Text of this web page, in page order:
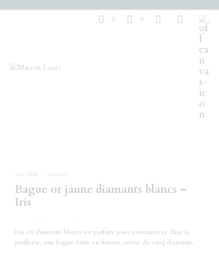
0 0
ACCUEIL / BAGUES
Bague or jaune diamants blancs –
Iris
Iris en diamants blancs est parfaite pour commencer dans la
joaillerie, une bague toute en finesse, sertie de cinq diamants.